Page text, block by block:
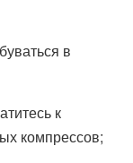
в
к
компрессов;